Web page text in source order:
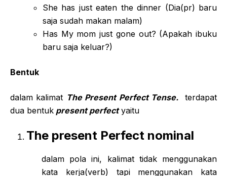
She has just eaten the dinner (Dia(pr) baru
saja sudah makan malam)
Has My mom just gone out? (Apakah ibuku
baru saja keluar?)
Bentuk
dalam kalimat The Present Perfect Tense. terdapat
dua bentuk present perfectyaitu
The present Perfect nominal
dalam pola ini, kalimat tidak menggunakan
kata kerja(verb) tapi menggunakan kata